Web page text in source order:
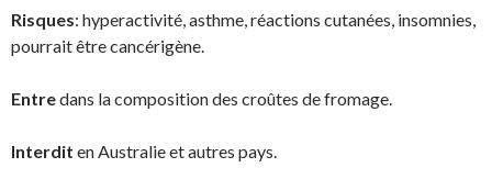
Risques: hyperactivité, asthme, réactions cutanées, insomnies,
pourrait être cancérigène.
Entredans la composition des croûtes de fromage.
Interdit en Australie et autres pays.